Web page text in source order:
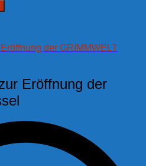
der GRIMMWELT
Eröffnung der